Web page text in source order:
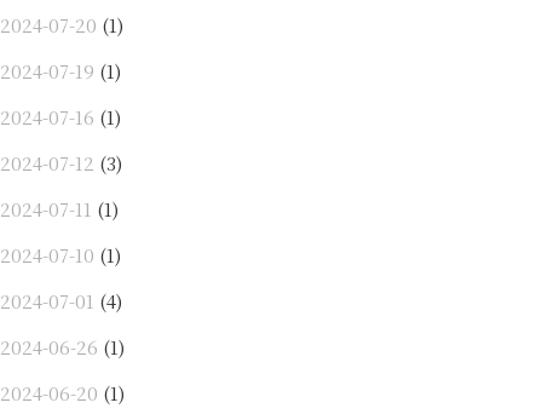
2024-07-20 (1)
2024-07-19 (1)
2024-07-16 (1)
2024-07-12 (3)
2024-07-11 (1)
2024-07-10 (1)
2024-07-01 (4)
2024-06-26 (1)
2024-06-20 (1)